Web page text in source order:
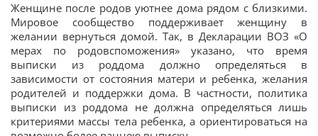
Женщине после родов уютнее дома рядом с близкими.
Мировое сообщество поддерживает женщину в
желании вернуться домой. Так, в Декларации ВОЗ «О
мерах по родовспоможения» указано, что время
выписки из роддома должно определяться в
зависимости от состояния матери и ребенка, желания
родителей и поддержки дома. В частности, политика
выписки из роддома не должна определяться лишь
критериями массы тела ребенка, а ориентироваться на